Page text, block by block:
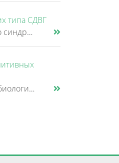
типа СДВГ
Крупное исследование показало, что синдром дефицита внимания и гиперактивности (СДВГ) может включать не два, а три биоло......
Исследователи обнаружили новый биологический механизм, который может быть связан с нарушением памяти и внимания при шизо......